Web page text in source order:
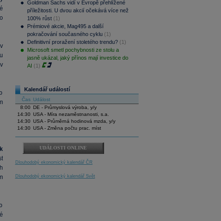
Goldman Sachs vidí v Evropě přehlížené
příležitosti. U dvou akcií očekává více než
100% růst (1)
Prémiové akcie, Mag495 a další
pokračování současného cyklu (1)
Definitivní proražení stoletého trendu? (1)
Microsoft smetl pochybnosti ze stolu a
jasně ukázal, jaký přínos mají investice do
AI (1)
Kalendář událostí
Čas Událost
8:00
DE - Průmyslová výroba, y/y
14:30 USA - Míra nezaměstnanosti, s.a.
14:30 USA - Průměrná hodinová mzda, y/y
14:30 USA - Změna počtu prac. míst
UDÁLOSTI ONLINE
Dlouhodobý ekonomický kalendář ČR
Dlouhodobý ekonomický kalendář Svět